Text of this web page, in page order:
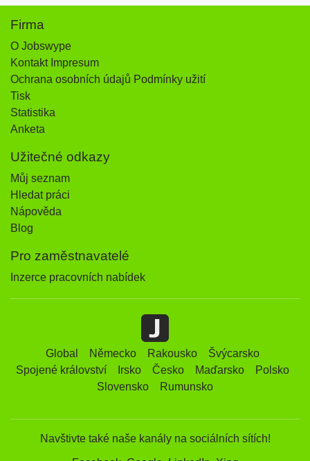
Firma
O Jobswype
Kontakt Impresum
Ochrana osobních údajů Podmínky užití
Tisk
Statistika
Anketa
Užitečné odkazy
Můj seznam
Hledat práci
Nápověda
Blog
Pro zaměstnavatelé
Inzerce pracovních nabídek
Global Německo Rakousko
Švýcarsko
Spojené království
Irsko Česko Maďarsko
Polsko
Slovensko
Rumunsko
Navštivte také naše kanály na sociálních sítích!